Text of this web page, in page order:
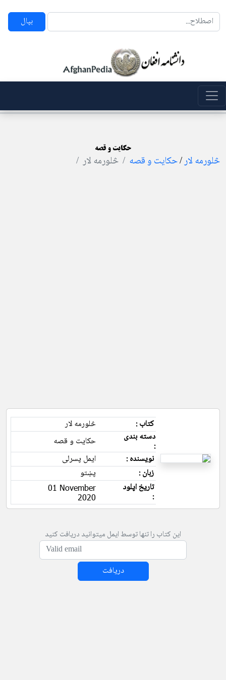
بپال
حکایت و قصه
څلورمه لار/حکایت و قصه څلورمه لار
کتاب :
څلورمه لار
دسته بندی
:
حکایت و قصه
نویسنده :
ایمل پسرلی
زبان :
پښتو
تاریخ اپلود
:
01 November
2020
این کتاب را تنها توسط ایمل میتوانید دریافت کنید
دریافت